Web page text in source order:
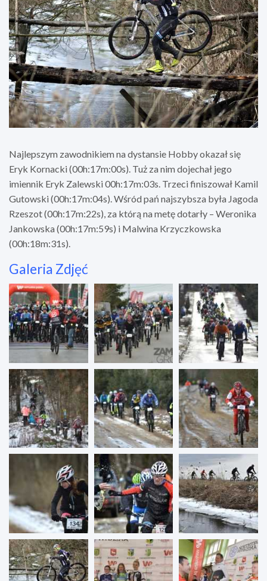
Najlepszym zawodnikiem na dystansie Hobby okazał się
Eryk Kornacki (00h:17m:00s). Tuż za nim dojechał jego
imiennik Eryk Zalewski 00h:17m:03s. Trzeci finiszował Kamil
Gutowski (00h:17m:04s). Wśród pań najszybsza była Jagoda
Rzeszot (00h:17m:22s), za którą na metę dotarły – Weronika
Jankowska (00h:17m:59s) i Malwina Krzyczkowska
(00h:18m:31s).
Galeria Zdjęć